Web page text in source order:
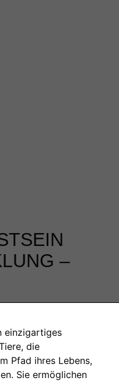
–
einzigartiges
die
Pfad ihres Lebens,
Sie ermöglichen